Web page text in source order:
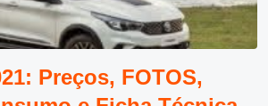
Preços, FOTOS,